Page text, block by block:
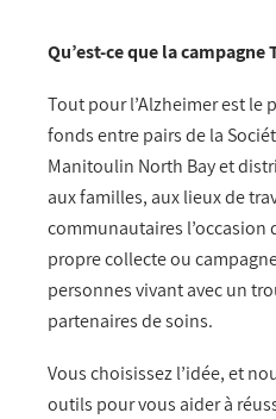
Qu’est-ce que la
Tout pour l’Alzheimer est le
fonds entre pairs de la
Manitoulin North Bay et
aux familles, aux lieux de
communautaires l’occasion
propre collecte ou
personnes vivant avec un
partenaires de soins.
Vous choisissez l’idée, et
outils pour vous aider à